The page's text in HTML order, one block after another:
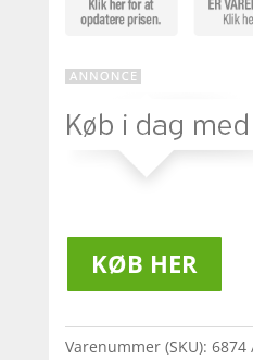
KØB HER
Varenummer (SKU): 6874